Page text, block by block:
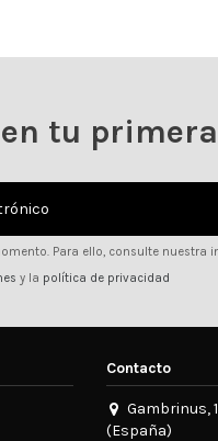
en tu
Para ello, consulte nuestra
y la política de privacidad
Contacto
Gambrinus,
(España)